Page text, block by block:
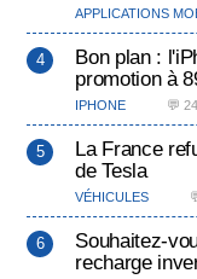
APPLICATIONS
Bon plan :
promotion à
IPHONE 💬 24
La France
de Tesla
VÉHICULES
Souhaitez-
recharge